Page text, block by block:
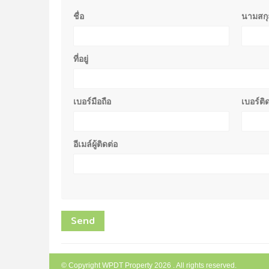
ชื่อ นามสกุ
ที่อยู่
เบอร์มือถือ เบอร์ติ
อีเมล์ผู้ติดต่อ
© Copyright WPDT Property 2026 . All rights reserved.